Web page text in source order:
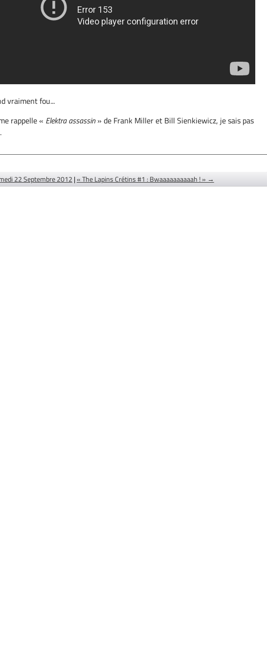
vraiment fou...
rappelle « Elektra assassin» de Frank Miller et Bill Sienkiewicz, je sais pas
22 Septembre 2012 |« The Lapins Crétins #1 : Bwaaaaaaaaaah ! » →